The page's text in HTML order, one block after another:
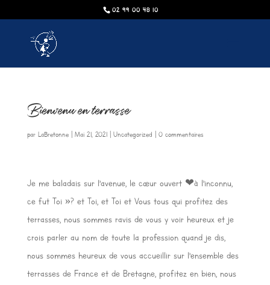
02 99 00 48 10
Bienvenu en terrasse
par LaBretonne| Mai 21, 2021| Uncategorized 0 commentaires
Je me baladais sur l’avenue, le cœur ouvert ❤à l’inconnu,
ce fut Toi »? et Toi, et Toi et Vous tous qui profitez des
terrasses, nous sommes ravis de vous y voir heureux et je
crois parler au nom de toute la profession quand je dis,
nous sommes heureux de vous accueillir sur l’ensemble des
terrasses de France et de Bretagne, profitez en bien, nous